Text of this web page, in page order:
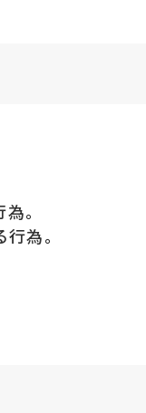
。
為。